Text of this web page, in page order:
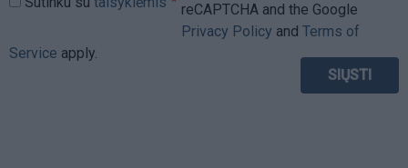
reCAPTCHA and the Google
Privacy Policy and Terms of
Service apply.